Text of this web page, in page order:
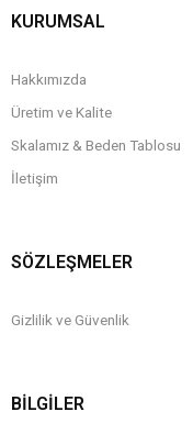
KURUMSAL
Hakkımızda
Üretim ve Kalite
Skalamız & Beden Tablosu
İletişim
SÖZLEŞMELER
Gizlilik ve Güvenlik
BİLGİLER